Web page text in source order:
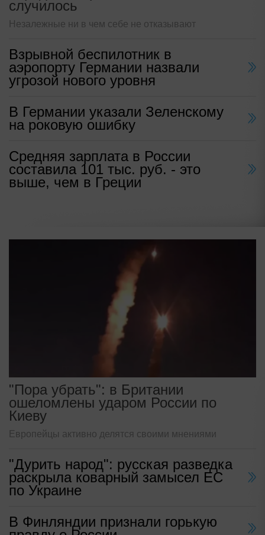
случилось
Незалежные ни в чем себе не отказывают
Взрывной беспилотник в
аэропорту Германии назвали
угрозой нового уровня
В Германии указали Зеленскому
на роковую ошибку
Средняя зарплата в России
составила 101 тыс. руб. - это
выше, чем в Греции
"Пора убрать": в Британии
ошеломлены ударом России по
Киеву
Европейцы активно делятся своими мнениями
"Дурить народ": русская разведка
раскрыла коварный замысел ЕС
по Украине
В Финляндии признали горькую